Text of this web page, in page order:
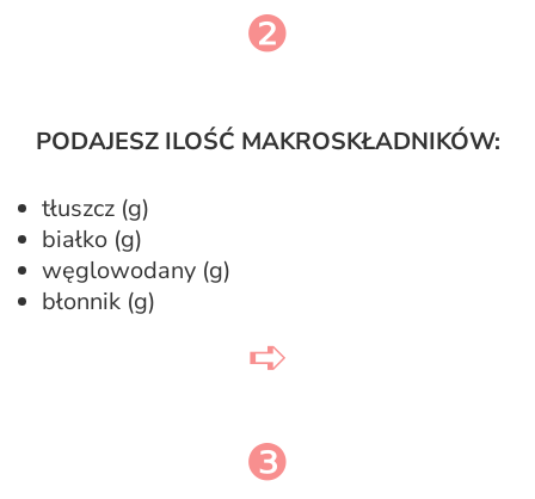
❷
PODAJESZ ILOŚĆ MAKROSKŁADNIKÓW:
tłuszcz (g)
białko (g)
węglowodany (g)
błonnik (g)
➪
❸